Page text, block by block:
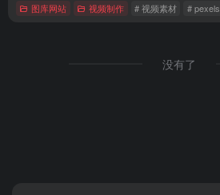
图库网站 视频制作 # 视频素材 # pexels
没有了